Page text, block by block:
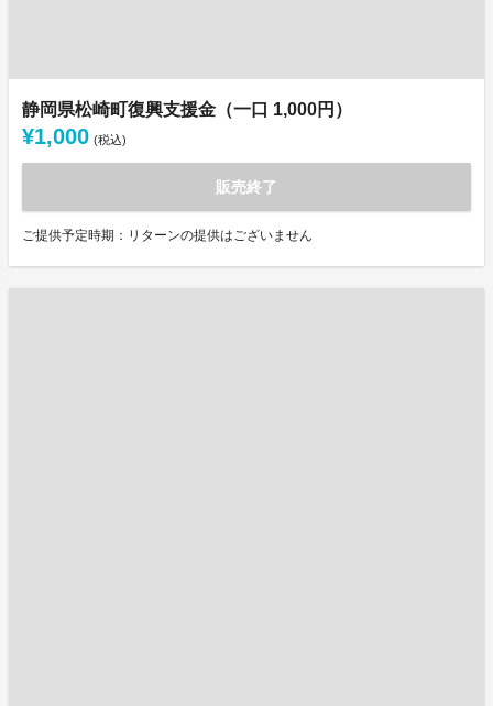
静岡県松崎町復興支援金（一口 1,000円）
¥1,000 (税込)
販売終了
ご提供予定時期：リターンの提供はございません